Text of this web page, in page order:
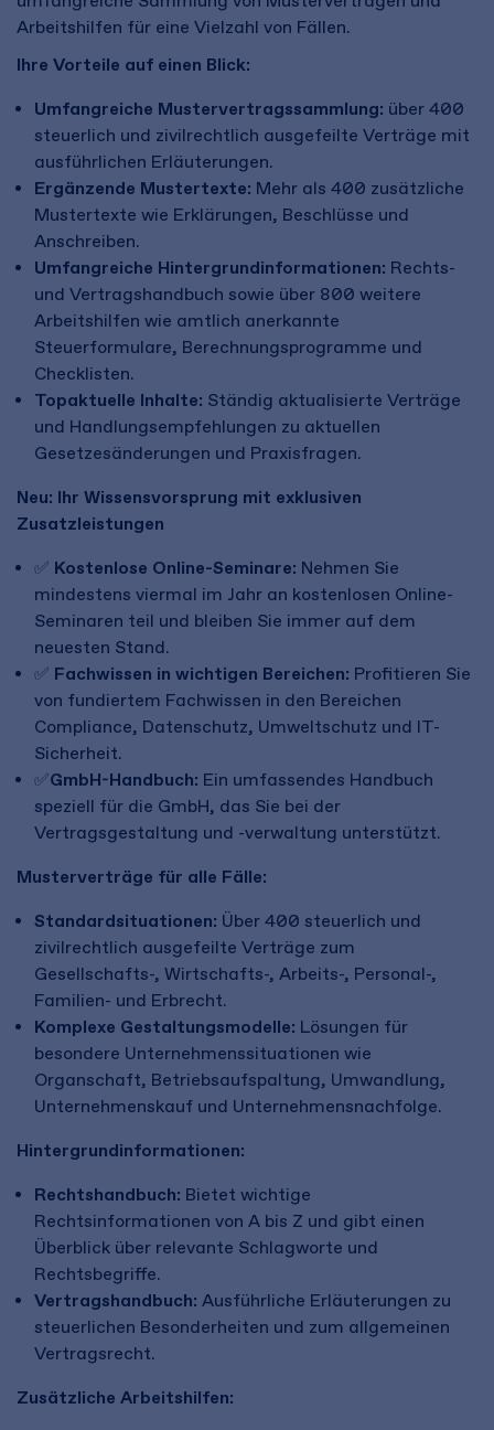
Arbeitshilfen für eine Vielzahl von Fällen.
Ihre Vorteile auf einen Blick:
Umfangreiche Mustervertragssammlung: über 400
steuerlich und zivilrechtlich ausgefeilte Verträge mit
ausführlichen Erläuterungen.
Ergänzende Mustertexte: Mehr als 400 zusätzliche
Mustertexte wie Erklärungen, Beschlüsse und
Anschreiben.
Umfangreiche Hintergrundinformationen: Rechts-
und Vertragshandbuch sowie über 800 weitere
Arbeitshilfen wie amtlich anerkannte
Steuerformulare, Berechnungsprogramme und
Checklisten.
Topaktuelle Inhalte: Ständig aktualisierte Verträge
und Handlungsempfehlungen zu aktuellen
Gesetzesänderungen und Praxisfragen.
Neu: Ihr Wissensvorsprung mit exklusiven
Zusatzleistungen
✅ Kostenlose Online-Seminare: Nehmen Sie
mindestens viermal im Jahr an kostenlosen Online-
Seminaren teil und bleiben Sie immer auf dem
neuesten Stand.
✅ Fachwissen in wichtigen Bereichen: Profitieren Sie
von fundiertem Fachwissen in den Bereichen
Compliance, Datenschutz, Umweltschutz und IT-
Sicherheit.
✅GmbH-Handbuch: Ein umfassendes Handbuch
speziell für die GmbH, das Sie bei der
Vertragsgestaltung und -verwaltung unterstützt.
Musterverträge für alle Fälle:
Standardsituationen: Über 400 steuerlich und
zivilrechtlich ausgefeilte Verträge zum
Gesellschafts-, Wirtschafts-, Arbeits-, Personal-,
Familien- und Erbrecht.
Komplexe Gestaltungsmodelle: Lösungen für
besondere Unternehmenssituationen wie
Organschaft, Betriebsaufspaltung, Umwandlung,
Unternehmenskauf und Unternehmensnachfolge.
Hintergrundinformationen:
Rechtshandbuch: Bietet wichtige
Rechtsinformationen von A bis Z und gibt einen
Überblick über relevante Schlagworte und
Rechtsbegriffe.
Vertragshandbuch: Ausführliche Erläuterungen zu
steuerlichen Besonderheiten und zum allgemeinen
Vertragsrecht.
Zusätzliche Arbeitshilfen: